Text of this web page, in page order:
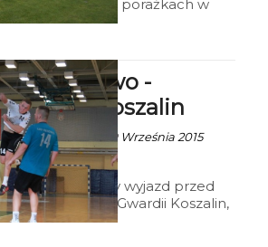
dwóch kolejnych porażkach w
najbliższą sobotę o godzinie 16.00
GKS Żukowo -
Gwardia Koszalin
Artur Rutkowski - 29 Września 2015
godz. 21:58
Niezwykle trudny wyjazd przed
szczypiornistami Gwardii Koszalin,
którzy w Żukowie zmierzą się z